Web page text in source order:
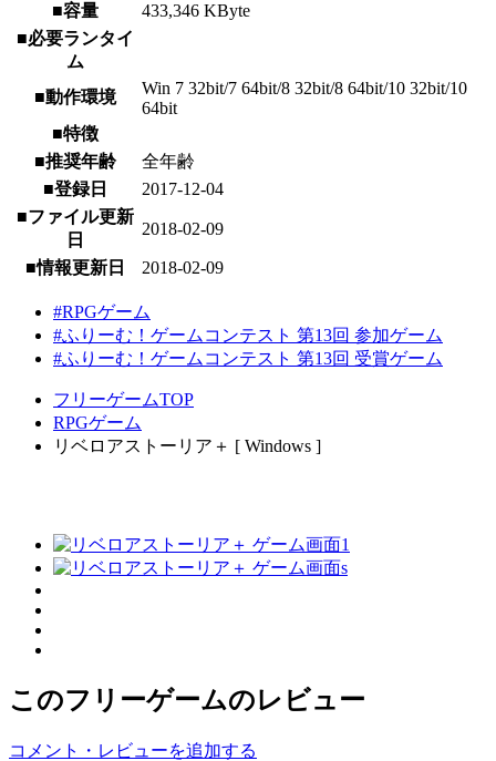
■容量
433,346 KByte
■必要ランタイ
ム
■動作環境
Win 7 32bit/7 64bit/8 32bit/8 64bit/10 32bit/10
64bit
■特徴
■推奨年齢
全年齢
■登録日
2017-12-04
■ファイル更新
日
2018-02-09
■情報更新日 2018-02-09
#RPGゲーム
#ふりーむ！ゲームコンテスト 第13回 参加ゲーム
#ふりーむ！ゲームコンテスト 第13回 受賞ゲーム
フリーゲームTOP
RPGゲーム
リベロアストーリア＋ [ Windows ]
このフリーゲームのレビュー
コメント・レビューを追加する